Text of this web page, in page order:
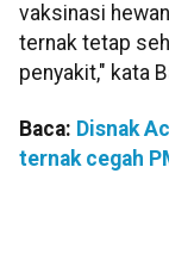
vaksinasi
ternak tetap
penyakit," kata
Baca: Disnak
ternak cegah